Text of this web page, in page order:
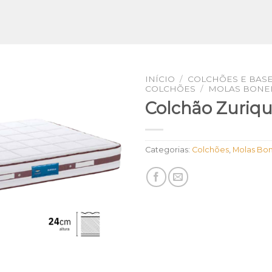
INÍCIO / COLCHÕES E
COLCHÕES / MOLAS BONEL
Colchão
Categorias: Colchões Molas